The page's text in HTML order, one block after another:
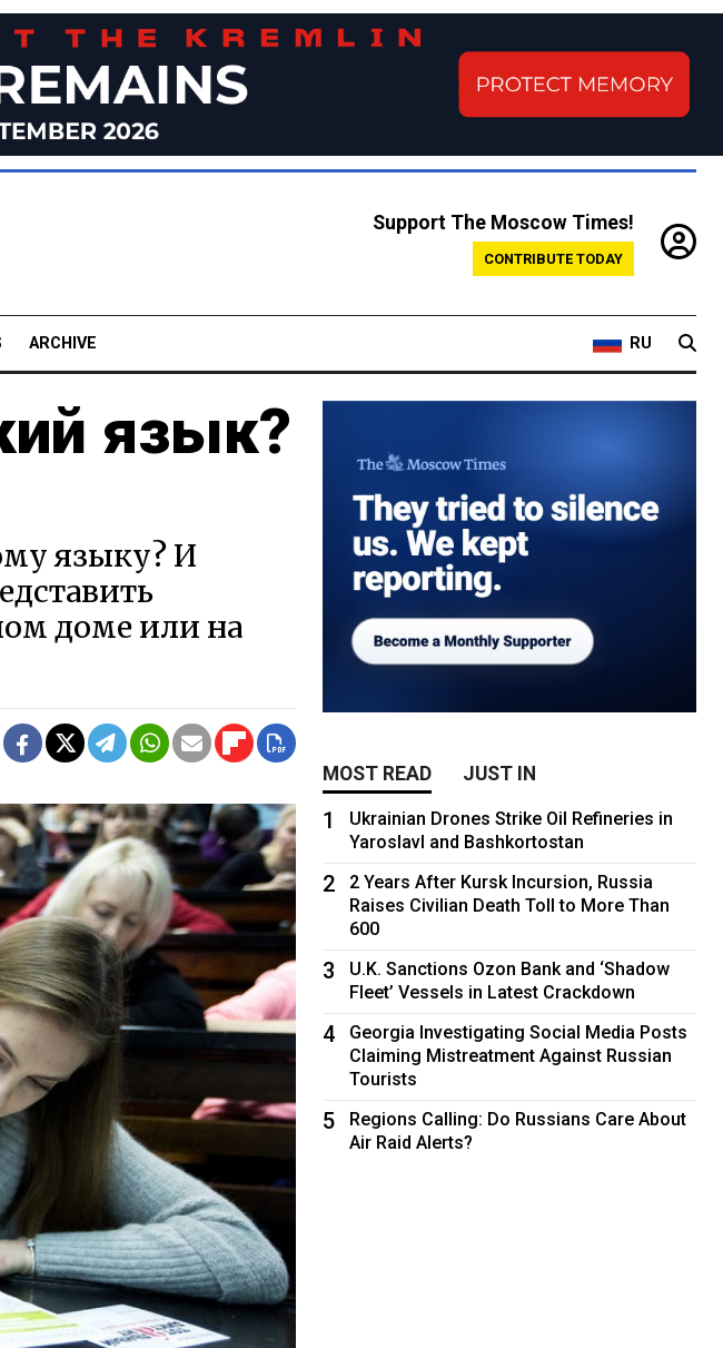
Support The Moscow Times!
CONTRIBUTE TODAY
ARCHIVE RU
язык?
языку? И
доме или на
MOST READ JUST IN
1
Ukrainian Drones Strike Oil Refineries in
Yaroslavl and Bashkortostan
2
2 Years After Kursk Incursion, Russia
Raises Civilian Death Toll to More Than
600
3
U.K. Sanctions Ozon Bank and ‘Shadow
Fleet’ Vessels in Latest Crackdown
4
Georgia Investigating Social Media Posts
Claiming Mistreatment Against Russian
Tourists
5
Regions Calling: Do Russians Care About
Air Raid Alerts?